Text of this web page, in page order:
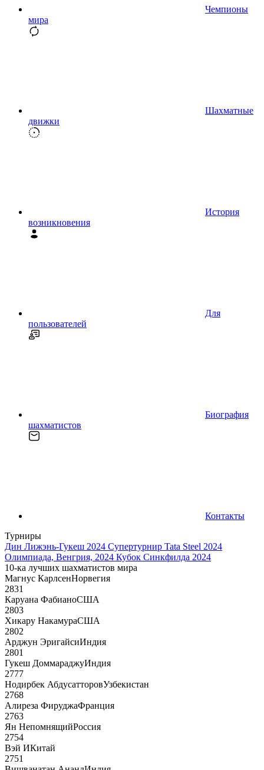
Чемпионы
мира
Шахматные
движки
История
возникновения
Для
пользователей
Биография
шахматистов
Контакты
Турниры
Дин Лижэнь-Гукеш 2024 Супертурнир Tata Steel 2024
Олимпиада, Венгрия, 2024 Кубок Синкфилда 2024
10-ка лучших шахматистов мира
Магнус КарлсенНорвегия
2831
Каруана ФабианоСША
2803
Хикару НакамураСША
2802
Арджун ЭригайсиИндия
2801
Гукеш ДоммараджуИндия
2777
Нодирбек АбдусатторовУзбекистан
2768
Алиреза ФируджаФранция
2763
Ян НепомнящийРоссия
2754
Вэй ИКитай
2751